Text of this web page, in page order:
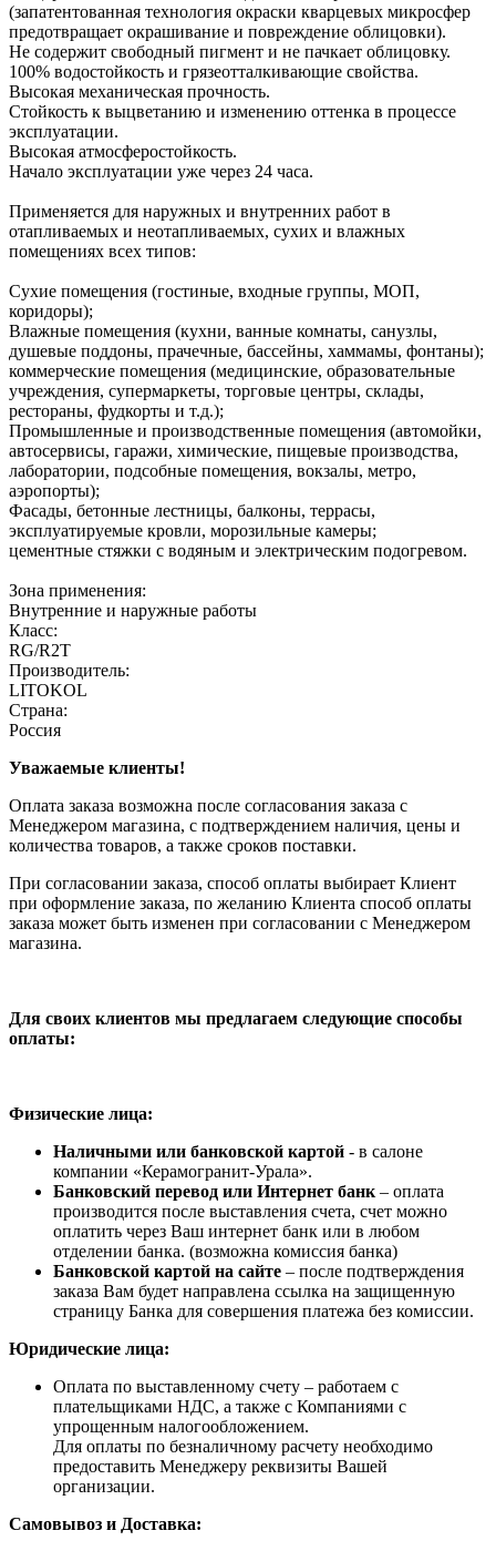
(запатентованная технология окраски кварцевых микросфер
предотвращает окрашивание и повреждение облицовки).
Не содержит свободный пигмент и не пачкает облицовку.
100% водостойкость и грязеотталкивающие свойства.
Высокая механическая прочность.
Стойкость к выцветанию и изменению оттенка в процессе
эксплуатации.
Высокая атмосферостойкость.
Начало эксплуатации уже через 24 часа.
Применяется для наружных и внутренних работ в
отапливаемых и неотапливаемых, сухих и влажных
помещениях всех типов:
Сухие помещения (гостиные, входные группы, МОП,
коридоры);
Влажные помещения (кухни, ванные комнаты, санузлы,
душевые поддоны, прачечные, бассейны, хаммамы, фонтаны);
коммерческие помещения (медицинские, образовательные
учреждения, супермаркеты, торговые центры, склады,
рестораны, фудкорты и т.д.);
Промышленные и производственные помещения (автомойки,
автосервисы, гаражи, химические, пищевые производства,
лаборатории, подсобные помещения, вокзалы, метро,
аэропорты);
Фасады, бетонные лестницы, балконы, террасы,
эксплуатируемые кровли, морозильные камеры;
цементные стяжки с водяным и электрическим подогревом.
Зона применения:
Внутренние и наружные работы
Класс:
RG/R2T
Производитель:
LITOKOL
Страна:
Россия
Уважаемые клиенты!
Оплата заказа возможна после согласования заказа с
Менеджером магазина, с подтверждением наличия, цены и
количества товаров, а также сроков поставки.
При согласовании заказа, способ оплаты выбирает Клиент
при оформление заказа, по желанию Клиента способ оплаты
заказа может быть изменен при согласовании с Менеджером
магазина.
Для своих клиентов мы предлагаем следующие способы
оплаты:
Физические лица:
Наличными или банковской картой - в салоне
компании «Керамогранит-Урала».
Банковский перевод или Интернет банк – оплата
производится после выставления счета, счет можно
оплатить через Ваш интернет банк или в любом
отделении банка. (возможна комиссия банка)
Банковской картой на сайте – после подтверждения
заказа Вам будет направлена ссылка на защищенную
страницу Банка для совершения платежа без комиссии.
Юридические лица:
Оплата по выставленному счету – работаем с
плательщиками НДС, а также с Компаниями с
упрощенным налогообложением.
Для оплаты по безналичному расчету необходимо
предоставить Менеджеру реквизиты Вашей
организации.
Самовывоз и Доставка: